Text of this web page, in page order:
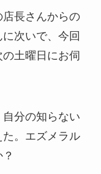
長さんからの
次いで、今回
土曜日にお伺
分の知らない
。エズメラル